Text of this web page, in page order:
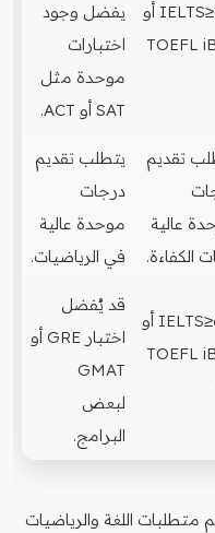
IELTS≥6.5 أو
TOEFL
يفضل وجود
اختبارات
موحدة مثل
SAT أو ACT.
تقديم
عالية
الكفاءة.
يتطلب تقديم
درجات
موحدة عالية
في الرياضيات.
IELTS≥6.0 أو
TOEFL
قد يُفضل
اختبار GRE أو
GMAT
لبعض
البرامج.
متطلبات اللغة والرياضيات